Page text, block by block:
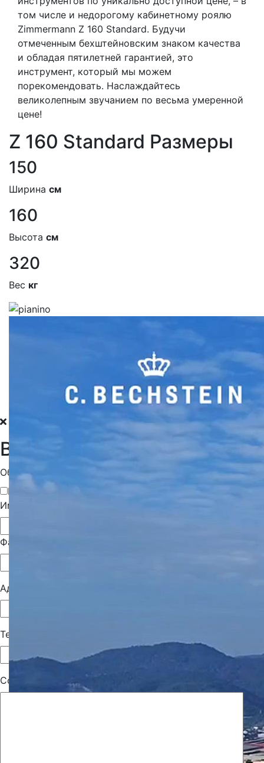
том числе и недорогому кабинетному роялю
Zimmermann Z 160 Standard. Будучи
отмеченным бехштейновским знаком качества
и обладая пятилетней гарантией, это
инструмент, который мы можем
порекомендовать. Наслаждайтесь
великолепным звучанием по весьма умеренной
цене!
Z 160 Standard Размеры
150
Ширина см
160
Высота см
320
Вес кг
Ваше сообщение для нас
Обращение*
Господин
Имя*
Фамилия*
Адрес электронной почты*
Тема*
Сообщение*